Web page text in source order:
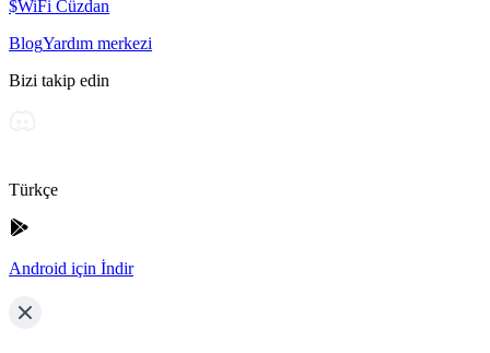
$WiFi Cüzdan
BlogYardım merkezi
Bizi takip edin
Türkçe
Android için İndir